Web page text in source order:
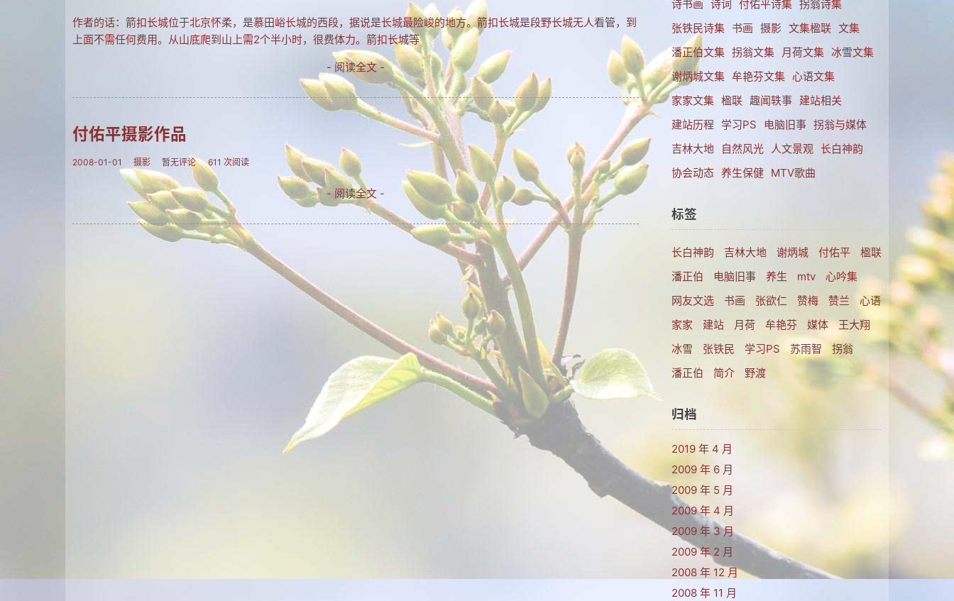
作者的话：箭扣长城位于北京怀柔，是慕田峪长城的西段，据说是长城最险峻的地方。箭扣长城是段野长城无人看管，到
上面不需任何费用。从山底爬到山上需2个半小时，很费体力。箭扣长城等
- 阅读全文 -
付佑平摄影作品
2008-01-01 摄影 暂无评论 611 次阅读
- 阅读全文 -
诗书画 诗词 付佑平诗集 拐翁诗集
张铁民诗集
书画 摄影 文集楹联 文集
潘正伯文集 拐翁文集 月荷文集 冰雪文集
谢炳城文集 牟艳芬文集 心语文集
家家文集 楹联 趣闻轶事
建站相关
建站历程
学习PS 电脑旧事 拐翁与媒体
吉林大地
自然风光 人文景观 长白神韵
协会动态 养生保健 MTV歌曲
标签
长白神韵 吉林大地 谢炳城 付佑平
楹联
潘正伯
电脑旧事 养生 mtv
心吟集
网友文选
书画 张欲仁 赞梅 赞兰
心语
家家
建站 月荷 牟艳芬 媒体
王大翔
冰雪
张铁民 学习PS 苏雨智
拐翁
​潘正伯
简介 野渡
归档
2019 年 4 月
2009 年 6 月
2009 年 5 月
2009 年 4 月
2009 年 3 月
2009 年 2 月
2008 年 12 月
2008 年 11 月